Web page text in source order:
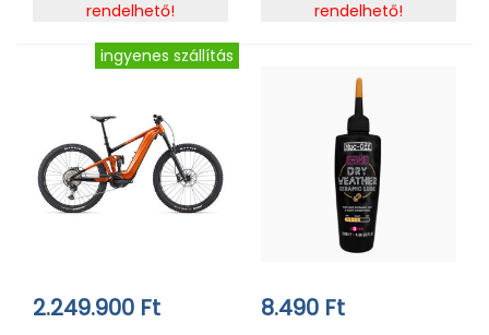
rendelhető!
rendelhető!
ingyenes szállítás
2.249.900 Ft 8.490 Ft